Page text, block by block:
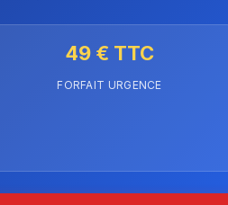
49 € TTC
FORFAIT URGENCE